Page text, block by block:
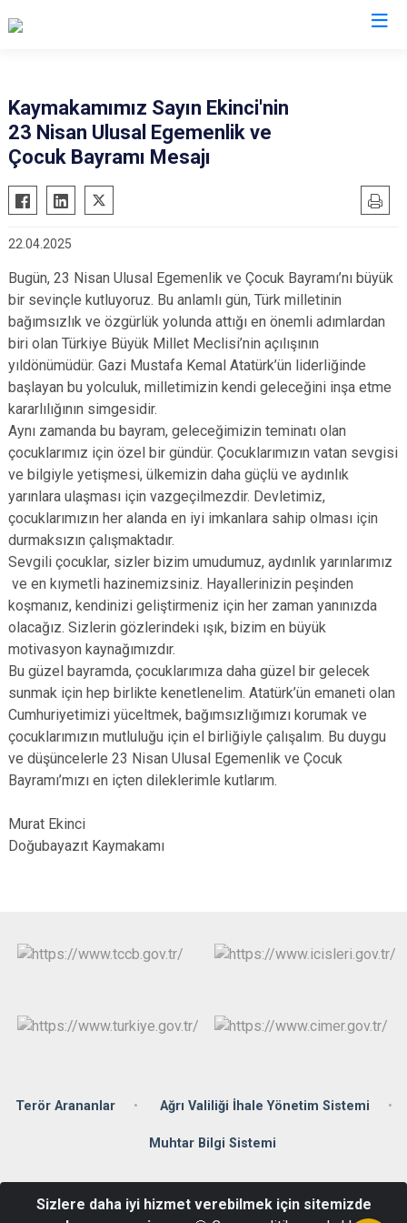
Diyadin
Doğubayazıt
Eleşkirt
Taşlıçay
Tutak
Kaymakamımız Sayın Ekinci'nin
23 Nisan Ulusal Egemenlik ve
Çocuk Bayramı Mesajı
22.04.2025
Bugün, 23 Nisan Ulusal Egemenlik ve Çocuk Bayramı’nı büyük
bir sevinçle kutluyoruz. Bu anlamlı gün, Türk milletinin
bağımsızlık ve özgürlük yolunda attığı en önemli adımlardan
biri olan Türkiye Büyük Millet Meclisi’nin açılışının
yıldönümüdür. Gazi Mustafa Kemal Atatürk’ün liderliğinde
başlayan bu yolculuk, milletimizin kendi geleceğini inşa etme
kararlılığının simgesidir.
Aynı zamanda bu bayram, geleceğimizin teminatı olan
çocuklarımız için özel bir gündür. Çocuklarımızın vatan sevgisi
ve bilgiyle yetişmesi, ülkemizin daha güçlü ve aydınlık
yarınlara ulaşması için vazgeçilmezdir. Devletimiz,
çocuklarımızın her alanda en iyi imkanlara sahip olması için
durmaksızın çalışmaktadır.
Sevgili çocuklar, sizler bizim umudumuz, aydınlık yarınlarımız
ve en kıymetli hazinemizsiniz. Hayallerinizin peşinden
koşmanız, kendinizi geliştirmeniz için her zaman yanınızda
olacağız. Sizlerin gözlerindeki ışık, bizim en büyük
motivasyon kaynağımızdır.
Bu güzel bayramda, çocuklarımıza daha güzel bir gelecek
sunmak için hep birlikte kenetlenelim. Atatürk’ün emaneti olan
Cumhuriyetimizi yüceltmek, bağımsızlığımızı korumak ve
çocuklarımızın mutluluğu için el birliğiyle çalışalım. Bu duygu
ve düşüncelerle 23 Nisan Ulusal Egemenlik ve Çocuk
Bayramı’mızı en içten dileklerimle kutlarım.
Murat Ekinci
Doğubayazıt Kaymakamı
Terör Arananlar Ağrı Valiliği İhale Yönetim Sistemi
Muhtar Bilgi Sistemi
Doğubayazıt/Ağrı
Sizlere daha iyi hizmet verebilmek için sitemizde